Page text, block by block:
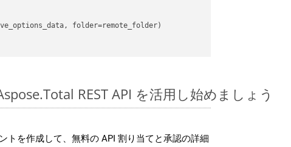
REST API を活用し始めましょう
トを作成して、無料の API 割り当てと承認の詳細